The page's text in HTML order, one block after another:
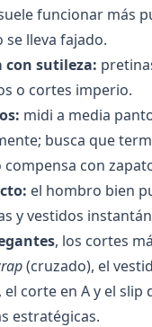
funcionar más
lleva fajado.
con sutileza:
o cortes imperio.
midi a media
busca que
con
el hombro bien
y vestidos
, los cortes
(cruzado), el
corte en A y el slip
estratégicas.